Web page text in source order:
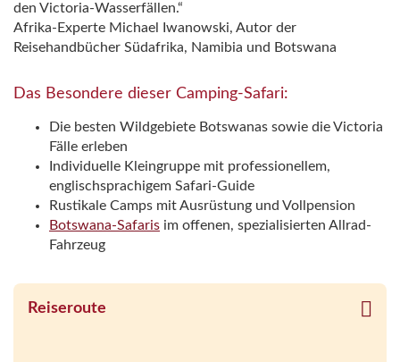
den Victoria-Wasserfällen.“
Afrika-Experte Michael Iwanowski, Autor der
Reisehandbücher Südafrika, Namibia und Botswana
Das Besondere dieser Camping-Safari:
Die besten Wildgebiete Botswanas sowie die Victoria
Fälle erleben
Individuelle Kleingruppe mit professionellem,
englischsprachigem Safari-Guide
Rustikale Camps mit Ausrüstung und Vollpension
Botswana-Safaris im offenen, spezialisierten Allrad-
Fahrzeug
Reiseroute